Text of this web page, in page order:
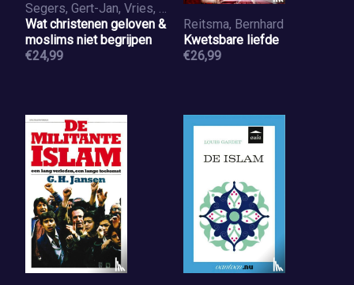
Segers, Gert-Jan, Vries, Marten de
Wat christenen geloven &
moslims niet begrijpen
€24,99
Reitsma, Bernhard
Kwetsbare liefde
€26,99